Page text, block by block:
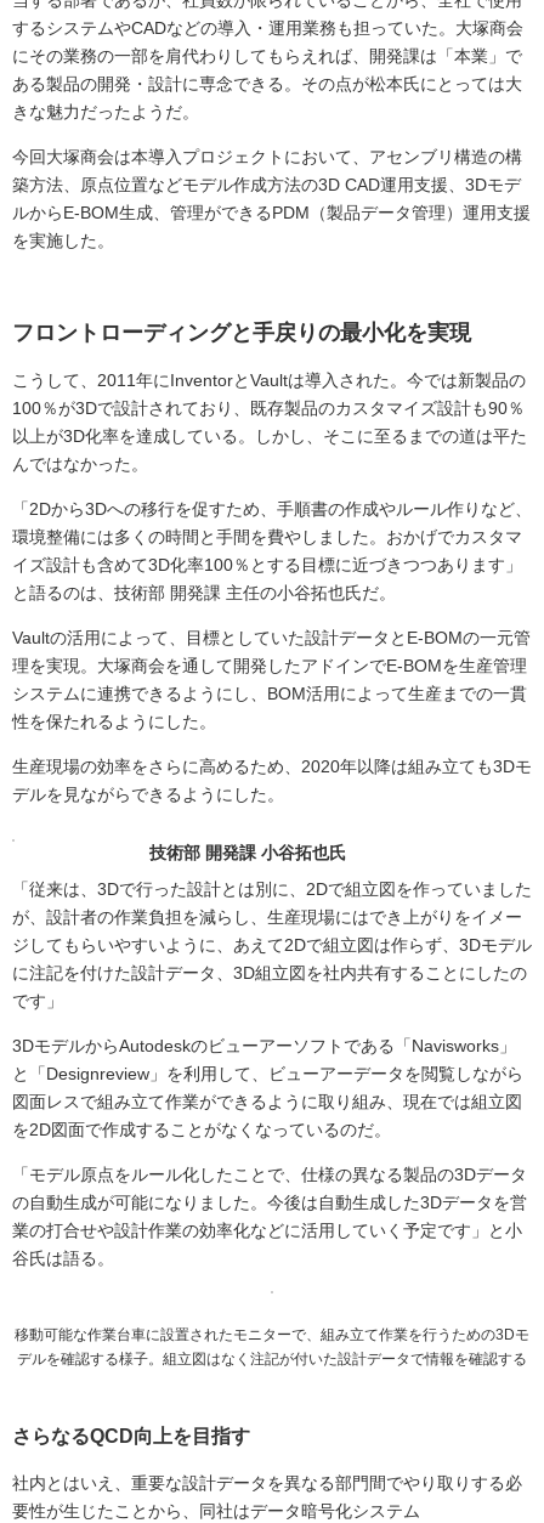
するシステムやCADなどの導入・運用業務も担っていた。大塚商会
にその業務の一部を肩代わりしてもらえれば、開発課は「本業」で
ある製品の開発・設計に専念できる。その点が松本氏にとっては大
きな魅力だったようだ。
今回大塚商会は本導入プロジェクトにおいて、アセンブリ構造の構
築方法、原点位置などモデル作成方法の3D CAD運用支援、3Dモデ
ルからE-BOM生成、管理ができるPDM（製品データ管理）運用支援
を実施した。
フロントローディングと手戻りの最小化を実現
こうして、2011年にInventorとVaultは導入された。今では新製品の
100％が3Dで設計されており、既存製品のカスタマイズ設計も90％
以上が3D化率を達成している。しかし、そこに至るまでの道は平た
んではなかった。
「2Dから3Dへの移行を促すため、手順書の作成やルール作りなど、
環境整備には多くの時間と手間を費やしました。おかげでカスタマ
イズ設計も含めて3D化率100％とする目標に近づきつつあります」
と語るのは、技術部 開発課 主任の小谷拓也氏だ。
Vaultの活用によって、目標としていた設計データとE-BOMの一元管
理を実現。大塚商会を通して開発したアドインでE-BOMを生産管理
システムに連携できるようにし、BOM活用によって生産までの一貫
性を保たれるようにした。
生産現場の効率をさらに高めるため、2020年以降は組み立ても3Dモ
デルを見ながらできるようにした。
技術部 開発課 小谷拓也氏
「従来は、3Dで行った設計とは別に、2Dで組立図を作っていました
が、設計者の作業負担を減らし、生産現場にはでき上がりをイメー
ジしてもらいやすいように、あえて2Dで組立図は作らず、3Dモデル
に注記を付けた設計データ、3D組立図を社内共有することにしたの
です」
3DモデルからAutodeskのビューアーソフトである「Navisworks」
と「Designreview」を利用して、ビューアーデータを閲覧しながら
図面レスで組み立て作業ができるように取り組み、現在では組立図
を2D図面で作成することがなくなっているのだ。
「モデル原点をルール化したことで、仕様の異なる製品の3Dデータ
の自動生成が可能になりました。今後は自動生成した3Dデータを営
業の打合せや設計作業の効率化などに活用していく予定です」と小
谷氏は語る。
移動可能な作業台車に設置されたモニターで、組み立て作業を行うための3Dモ
デルを確認する様子。組立図はなく注記が付いた設計データで情報を確認する
さらなるQCD向上を目指す
社内とはいえ、重要な設計データを異なる部門間でやり取りする必
要性が生じたことから、同社はデータ暗号化システム